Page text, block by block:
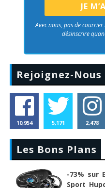
Avec nous, pas de
désinscrire
Rejoignez-Nous
10,954 5,171 2,478
Les Bons Plans
-73% sur
Sport